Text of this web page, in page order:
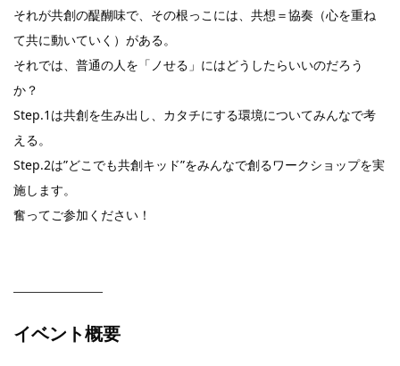
それが共創の醍醐味で、その根っこには、共想＝協奏（心を重ね
て共に動いていく）がある。
それでは、普通の人を「ノせる」にはどうしたらいいのだろう
か？
Step.1は共創を生み出し、カタチにする環境についてみんなで考
える。
Step.2は”どこでも共創キッド”をみんなで創るワークショップを実
施します。
奮ってご参加ください！
イベント概要